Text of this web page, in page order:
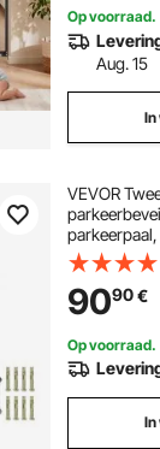
Op voorraad.
Aug. 15
In
VEVOR
binnen- en
9090€
Op voorraad.
In